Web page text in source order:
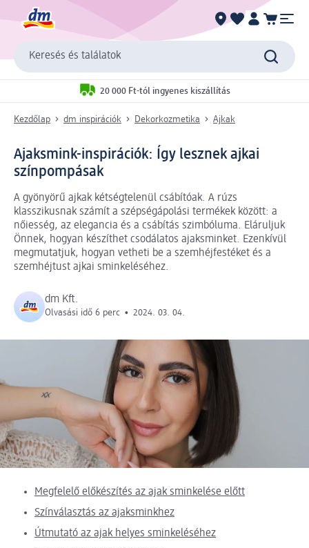
Keresés és találatok
20 000 Ft-tól ingyenes kiszállítás
Kezdőlap dm inspirációk Dekorkozmetika Ajkak
Ajaksmink-inspirációk: Így lesznek ajkai
színpompásak
A gyönyörű ajkak kétségtelenül csábítóak. A rúzs
klasszikusnak számít a szépségápolási termékek között: a
nőiesség, az elegancia és a csábítás szimbóluma. Eláruljuk
Önnek, hogyan készíthet csodálatos ajaksminket. Ezenkívül
megmutatjuk, hogyan vetheti be a szemhéjfestéket és a
szemhéjtust ajkai sminkeléséhez.
dm Kft.
Olvasási idő 6 perc • 2024. 03. 04.
Megfelelő előkészítés az ajak sminkelése előtt
Színválasztás az ajaksminkhez
Útmutató az ajak helyes sminkeléséhez